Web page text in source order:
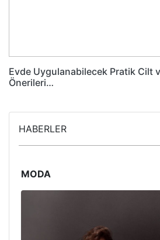
Evde Uygulanabilecek Pratik Cilt
Önerileri…
HABERLER
MODA